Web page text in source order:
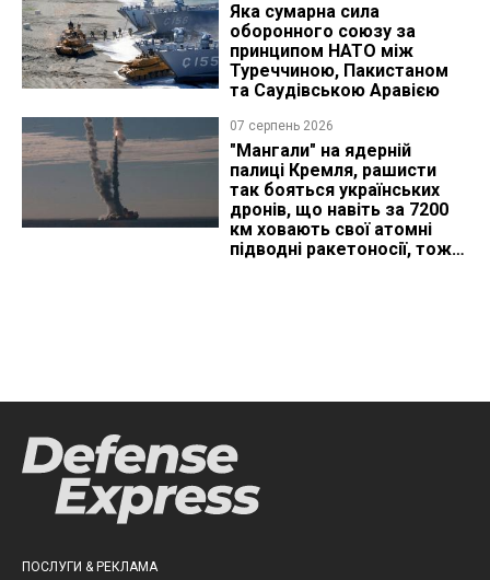
Яка сумарна сила
оборонного союзу за
принципом НАТО між
Туреччиною, Пакистаном
та Саудівською Аравією
07 серпень 2026
"Мангали" на ядерній
палиці Кремля, рашисти
так бояться українських
дронів, що навіть за 7200
км ховають свої атомні
підводні ракетоносії, тож
ПОСЛУГИ & РЕКЛАМА